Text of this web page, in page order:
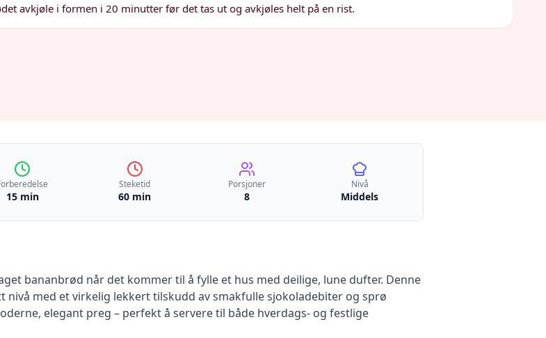
avkjøle i formen i 20 minutter før det tas ut og avkjøles helt på en rist.
15 min
Steketid
60 min
Porsjoner
8
Nivå
Middels
bananbrød når det kommer til å fylle et hus med deilige, lune dufter. Denne
med et virkelig lekkert tilskudd av smakfulle sjokoladebiter og sprø
elegant preg – perfekt å servere til både hverdags- og festlige